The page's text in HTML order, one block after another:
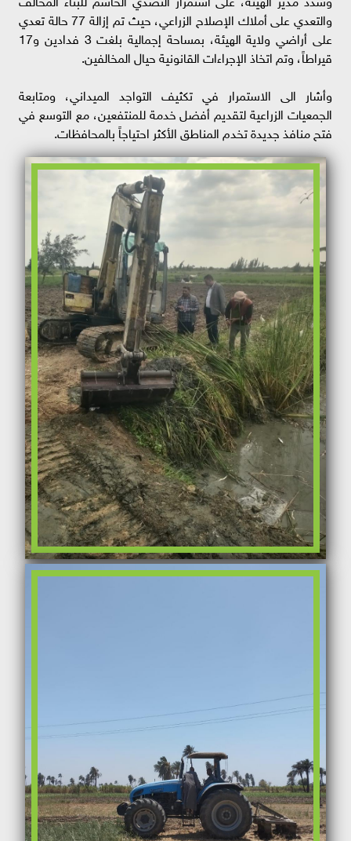
والتعدي على أملاك الإصلاح الزراعي، حيث تم إزالة 77 حالة تعدي
على أراضي ولاية الهيئة، بمساحة إجمالية بلغت 3 فدادين و17
قيراطاً، وتم اتخاذ الإجراءات القانونية حيال المخالفين.
وأشار الى الاستمرار في تكثيف التواجد الميداني، ومتابعة
الجمعيات الزراعية لتقديم أفضل خدمة للمنتفعين، مع التوسع في
فتح منافذ جديدة تخدم المناطق الأكثر احتياجاً بالمحافظات.